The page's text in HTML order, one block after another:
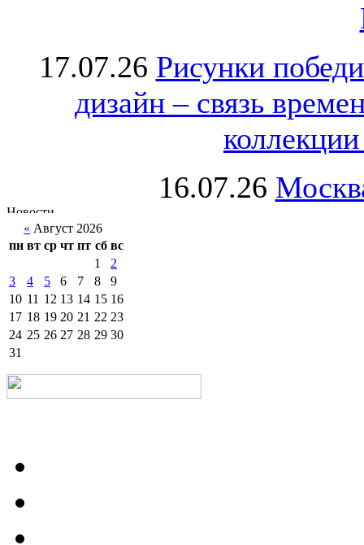
17.07.26 Рисунки
дизайн – связь
16.07.26
« Август 2026
пн вт ср чт пт сб вс
1
2
3
4 5 6 7 8
9
10 11 12 13 14 15 16
17 18 19 20 21 22 23
24 25 26 27 28 29 30
31